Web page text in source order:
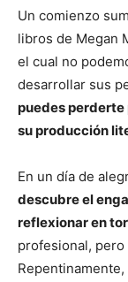
Un comienzo
libros de Megan
el cual no
desarrollar sus
puedes perderte
su producción
En un día de
descubre el
reflexionar en
profesional,